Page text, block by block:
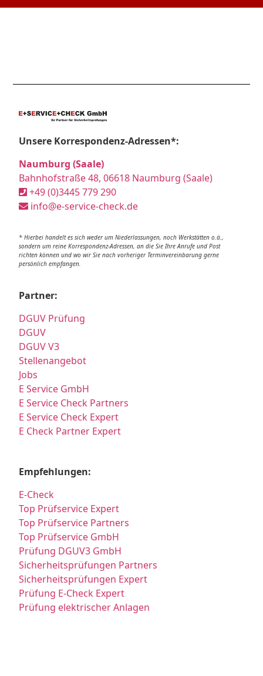
Unsere Korrespondenz-Adressen*:
Naumburg (Saale)
Bahnhofstraße 48, 06618 Naumburg (Saale)
+49 (0)3445 779 290
info@e-service-check.de
* Hierbei handelt es sich weder um Niederlassungen, noch Werkstätten o.ä.,
sondern um reine Korrespondenz-Adressen, an die Sie Ihre Anrufe und Post
richten können und wo wir Sie nach vorheriger Terminvereinbarung gerne
persönlich empfangen.
Partner:
DGUV Prüfung
DGUV
DGUV V3
Stellenangebot
Jobs
E Service GmbH
E Service Check Partners
E Service Check Expert
E Check Partner Expert
Empfehlungen:
E-Check
Top Prüfservice Expert
Top Prüfservice Partners
Top Prüfservice GmbH
Prüfung DGUV3 GmbH
Sicherheitsprüfungen Partners
Sicherheitsprüfungen Expert
Prüfung E-Check Expert
Prüfung elektrischer Anlagen